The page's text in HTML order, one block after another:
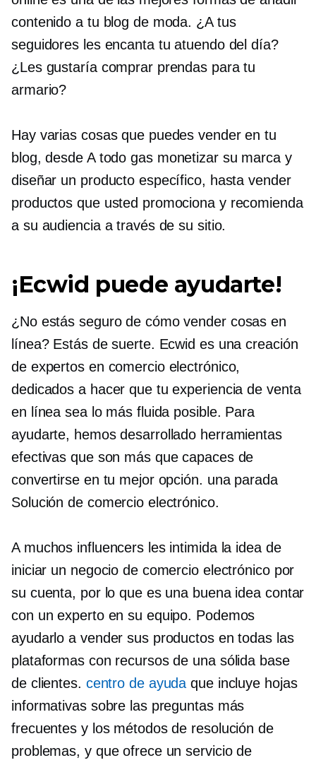
contenido a tu blog de moda. ¿A tus
seguidores les encanta tu atuendo del día?
¿Les gustaría comprar prendas para tu
armario?
Hay varias cosas que puedes vender en tu
blog, desde A todo gasmonetizar su marca y
diseñar un producto específico, hasta vender
productos que usted promociona y recomienda
a su audiencia a través de su sitio.
¡Ecwid puede ayudarte!
¿No estás seguro de cómo vender cosas en
línea? Estás de suerte. Ecwid es una creación
de expertos en comercio electrónico,
dedicados a hacer que tu experiencia de venta
en línea sea lo más fluida posible. Para
ayudarte, hemos desarrollado herramientas
efectivas que son más que capaces de
convertirse en tu mejor opción. una parada
Solución de comercio electrónico.
A muchos influencers les intimida la idea de
iniciar un negocio de comercio electrónico por
su cuenta, por lo que es una buena idea contar
con un experto en su equipo. Podemos
ayudarlo a vender sus productos en todas las
plataformas con recursos de una sólida base
de clientes. centro de ayuda que incluye hojas
informativas sobre las preguntas más
frecuentes y los métodos de resolución de
problemas, y que ofrece un servicio de